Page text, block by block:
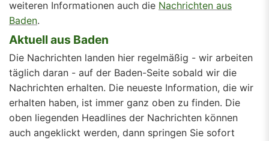
weiteren Informationen auch die Nachrichten aus
Baden.
Aktuell aus Baden
Die Nachrichten landen hier regelmäßig - wir arbeiten
täglich daran - auf der Baden-Seite sobald wir die
Nachrichten erhalten. Die neueste Information, die wir
erhalten haben, ist immer ganz oben zu finden. Die
oben liegenden Headlines der Nachrichten können
auch angeklickt werden, dann springen Sie sofort